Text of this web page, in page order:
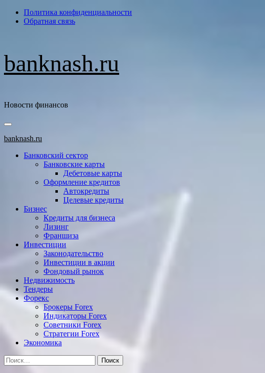
ПерейтиПолитика конфиденциальности
Обратная связь
banknash.ru
Новости финансов
Основное
меню
banknash.ru
Банковский сектор
Банковские карты
Дебетовые карты
Оформление кредитов
Автокредиты
Целевые кредиты
Бизнес
Кредиты для бизнеса
Лизинг
Франшиза
Инвестиции
Законодательство
Инвестиции в акции
Фондовый рынок
Недвижимость
Тендеры
Форекс
Брокеры Forex
Индикаторы Forex
Советники Forex
Стратегии Forex
Экономика
Найти: